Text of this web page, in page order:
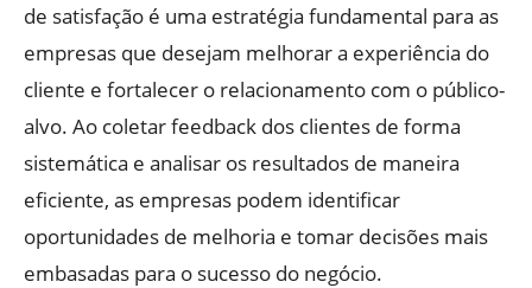
de satisfação é uma estratégia fundamental para as
empresas que desejam melhorar a experiência do
cliente e fortalecer o relacionamento com o público-
alvo. Ao coletar feedback dos clientes de forma
sistemática e analisar os resultados de maneira
eficiente, as empresas podem identificar
oportunidades de melhoria e tomar decisões mais
embasadas para o sucesso do negócio.